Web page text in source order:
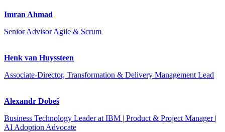
Imran Ahmad
Senior Advisor Agile & Scrum
Henk van Huyssteen
Associate-Director, Transformation & Delivery Management Lead
Alexandr Dobeš
Business Technology Leader at IBM | Product & Project Manager |
AI Adoption Advocate